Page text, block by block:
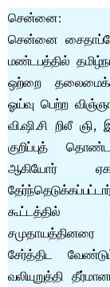
சென்னை:
சென்னை
மண்டபத்தில்
ஒற்றை
ஓய்வு பெற்ற
வி.ஷி.சி றிலீ
குறிப்புத்
ஆகியோர்
கூட்டத்தில்
சமுதாயத்தினரை
சேர்த்திட
வலியுறுத்தி